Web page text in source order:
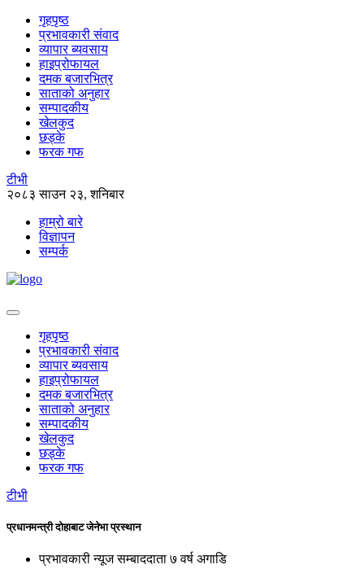
गृहपृष्ठ
प्रभावकारी संवाद
व्यापार ब्यवसाय
हाइप्रोफायल
दमक बजारभित्र
साताको अनुहार
सम्पादकीय
खेलकुद
छड्के
फरक गफ
टीभी
२०८३ साउन २३, शनिबार
हाम्रो बारे
विज्ञापन
सम्पर्क
गृहपृष्ठ
प्रभावकारी संवाद
व्यापार ब्यवसाय
हाइप्रोफायल
दमक बजारभित्र
साताको अनुहार
सम्पादकीय
खेलकुद
छड्के
फरक गफ
टीभी
प्रधानमन्त्री दोहाबाट जेनेभा प्रस्थान
प्रभावकारी न्यूज सम्बाददाता ७ वर्ष अगाडि